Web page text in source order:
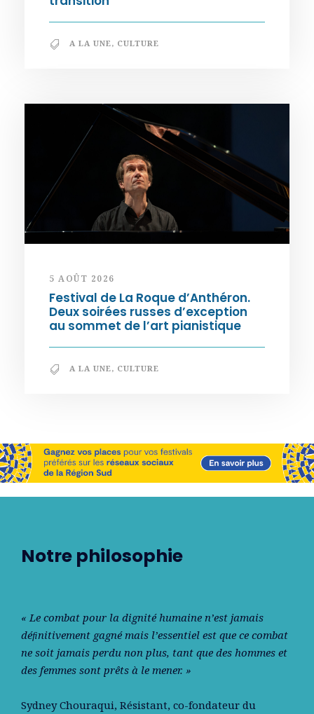
A LA UNE, CULTURE
5 AOÛT 2026
Festival de La Roque d’Anthéron.
Deux soirées russes d’exception
au sommet de l’art pianistique
A LA UNE, CULTURE
Notre philosophie
« Le combat pour la dignité humaine n’est jamais
déﬁnitivement gagné mais l’essentiel est que ce combat
ne soit jamais perdu non plus, tant que des hommes et
des femmes sont prêts à le mener. »
Sydney Chouraqui, Résistant, co-fondateur du